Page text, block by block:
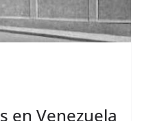
en Venezuela